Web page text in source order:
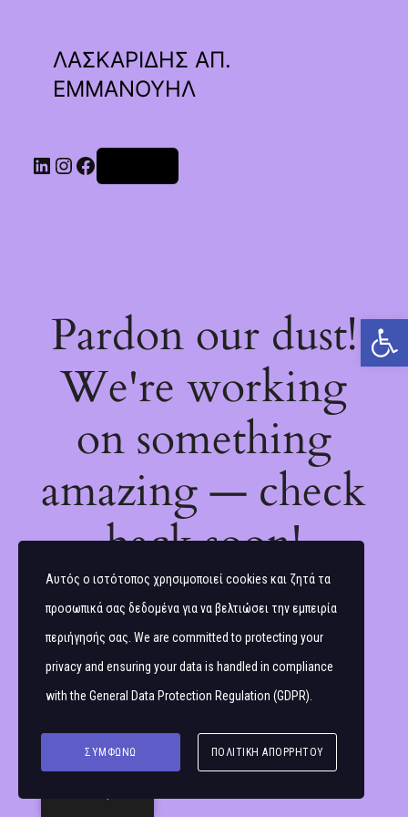
Ανοίξτε τη γραμμή εργαλείων
ΛΑΣΚΑΡΙΔΗΣ ΑΠ.
ΕΜΜΑΝΟΥΗΛ
Linkedin
Instagram
Facebook
Pardon our dust!
We're working
on something
amazing — check
back soon!
Αυτός ο ιστότοπος χρησιμοποιεί cookies και ζητά τα
προσωπικά σας δεδομένα για να βελτιώσει την εμπειρία
περιήγησής σας. We are committed to protecting your
privacy and ensuring your data is handled in compliance
with the General Data Protection Regulation (GDPR)
ΣΥΜΦΩΝΏ ΠΟΛΙΤΙΚΉ ΑΠΟΡΡΉΤΟΥ